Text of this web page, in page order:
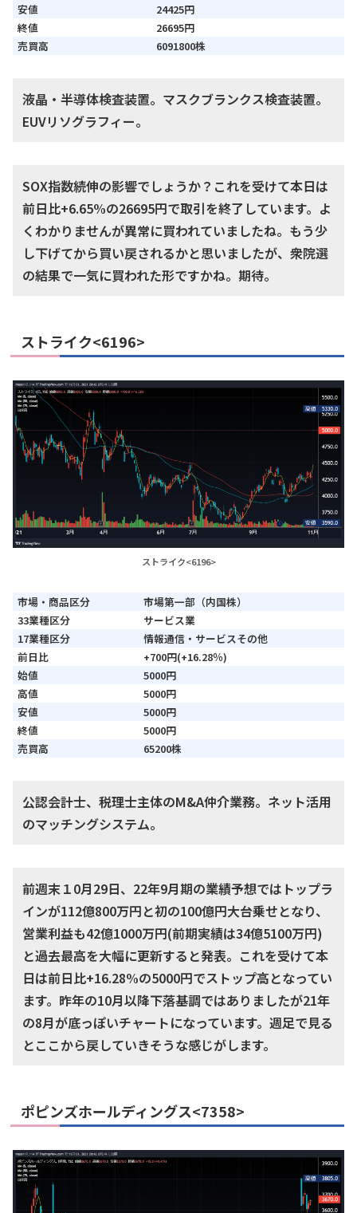
安値
24425円
終値
26695円
売買高
6091800株
液晶・半導体検査装置。マスクブランクス検査装置。
EUVリソグラフィー。
SOX指数続伸の影響でしょうか？これを受けて本日は
前日比+6.65%の26695円で取引を終了しています。よ
くわかりませんが異常に買われていましたね。もう少
し下げてから買い戻されるかと思いましたが、衆院選
の結果で一気に買われた形ですかね。期待。
ストライク<6196>
ストライク<6196>
市場・商品区分
市場第一部（内国株）
33業種区分
サービス業
17業種区分
情報通信・サービスその他
前日比
+700円(+16.28％)
始値
5000円
高値
5000円
安値
5000円
終値
5000円
売買高
65200株
公認会計士、税理士主体のM&A仲介業務。ネット活用
のマッチングシステム。
前週末１0月29日、22年9月期の業績予想ではトップラ
インが112億800万円と初の100億円大台乗せとなり、
営業利益も42億1000万円(前期実績は34億5100万円)
と過去最高を大幅に更新すると発表。これを受けて本
日は前日比+16.28%の5000円でストップ高となってい
ます。昨年の10月以降下落基調ではありましたが21年
の8月が底っぽいチャートになっています。週足で見る
とここから戻していきそうな感じがします。
ポピンズホールディングス<7358>